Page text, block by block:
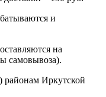
и
на
самовывоза).
районам Иркутской